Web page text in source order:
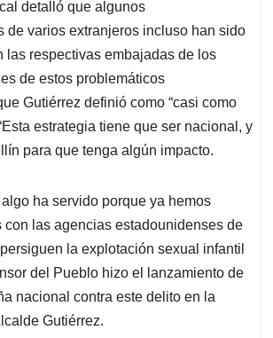
detalló que algunos
de varios extranjeros incluso han sido
las respectivas embajadas de los
de estos problemáticos
Gutiérrez definió como “casi como
estrategia tiene que ser nacional, y
para que tenga algún impacto.
ha servido porque ya hemos
con las agencias estadounidenses de
la explotación sexual infantil
del Pueblo hizo el lanzamiento de
nacional contra este delito en la
Gutiérrez.